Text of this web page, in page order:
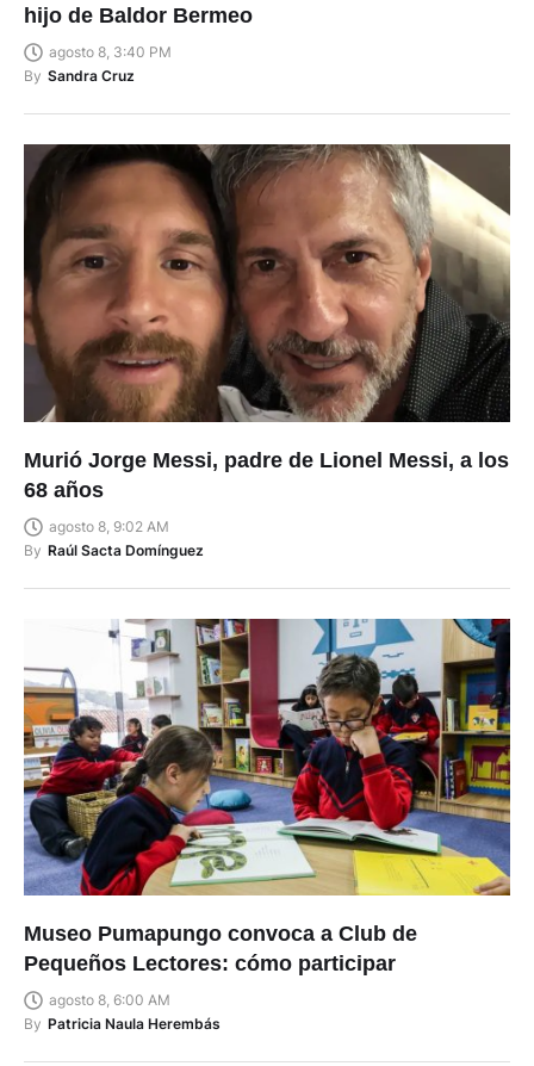
hijo de Baldor Bermeo
agosto 8, 3:40 PM
By Sandra Cruz
Murió Jorge Messi, padre de Lionel Messi, a los
68 años
agosto 8, 9:02 AM
By Raúl Sacta Domínguez
Museo Pumapungo convoca a Club de
Pequeños Lectores: cómo participar
agosto 8, 6:00 AM
By Patricia Naula Herembás